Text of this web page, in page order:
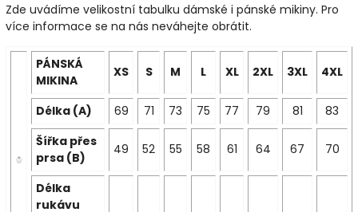
Zde uvádíme velikostní tabulku dámské i pánské mikiny. Pro
více informace se na nás neváhejte obrátit.
PÁNSKÁ
MIKINA
XS S M L XL 2XL 3XL 4XL
Délka (A) 69 71 73 75 77 79 81
83
Šířka přes
prsa (B)
49 52 55 58 61 64 67 70
Délka
rukávu